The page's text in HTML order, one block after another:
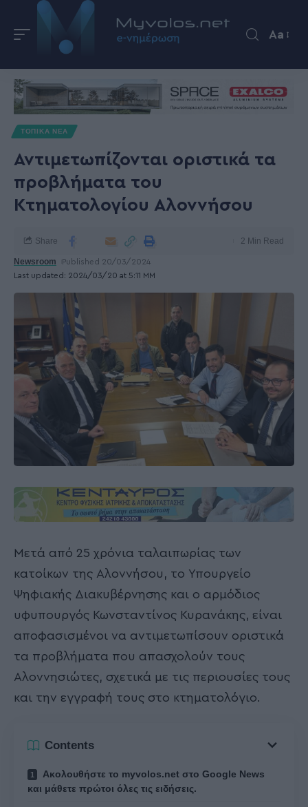
Aa
ΤΟΠΙΚΑ ΝΕΑ
Αντιμετωπίζονται οριστικά τα
προβλήματα του
Κτηματολογίου Αλοννήσου
Last updated: 2024/03/20 at 5:11 ΜΜ
Newsroom Published 20/03/2024
Share 2 Min Read
Μετά από 25 χρόνια ταλαιπωρίας των
κατοίκων της Αλοννήσου, το Υπουργείο
Ψηφιακής Διακυβέρνησης και ο αρμόδιος
υφυπουργός Κωνσταντίνος Κυρανάκης, είναι
αποφασισμένοι να αντιμετωπίσουν οριστικά
τα προβλήματα που απασχολούν τους
Αλοννησιώτες, σχετικά με τις περιουσίες τους
και την εγγραφή τους στο κτηματολόγιο.
Contents
Ακολουθήστε το myvolos.net στο Google News
και μάθετε πρώτοι όλες τις ειδήσεις.